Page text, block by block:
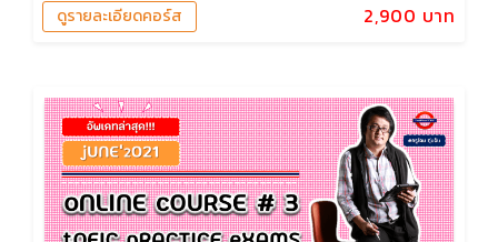
2,900 บาท
ดูรายละเอียดคอร์ส